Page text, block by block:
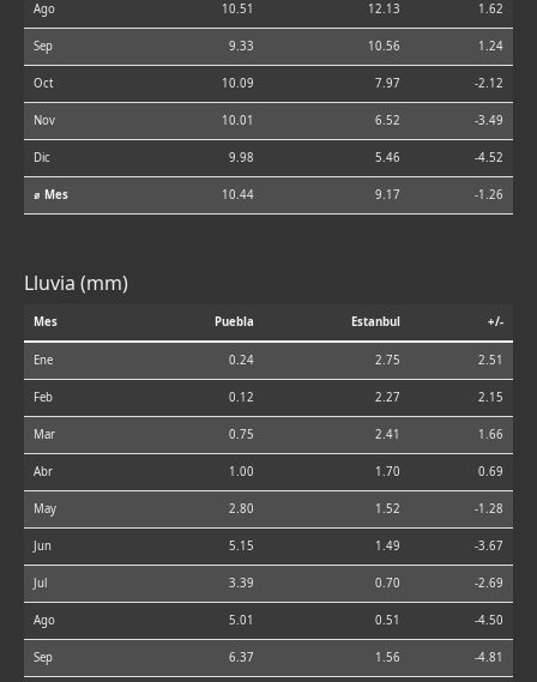
Ago 10.51 12.13 1.62
Sep 9.33 10.56 1.24
Oct 10.09 7.97 -2.12
Nov 10.01 6.52 -3.49
Dic 9.98 5.46 -4.52
⌀ Mes 10.44 9.17 -1.26
Lluvia (mm)
Mes Puebla Estanbul +/-
Ene 0.24 2.75 2.51
Feb 0.12 2.27 2.15
Mar 0.75 2.41 1.66
Abr 1.00 1.70 0.69
May 2.80 1.52 -1.28
Jun 5.15 1.49 -3.67
Jul 3.39 0.70 -2.69
Ago 5.01 0.51 -4.50
Sep 6.37 1.56 -4.81